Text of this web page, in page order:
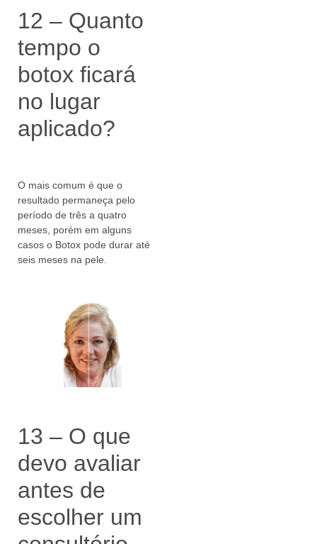
12 – Quanto
tempo o
botox ficará
no lugar
aplicado?
O mais comum é que o
resultado permaneça pelo
período de três a quatro
meses, porém em alguns
casos o Botox pode durar até
seis meses na pele.
13 – O que
devo avaliar
antes de
escolher um